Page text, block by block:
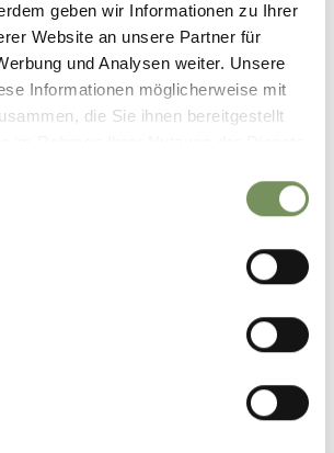
geben wir Informationen zu Ihrer
Website an unsere Partner für
und Analysen weiter. Unsere
Informationen möglicherweise mit
die Sie ihnen bereitgestellt